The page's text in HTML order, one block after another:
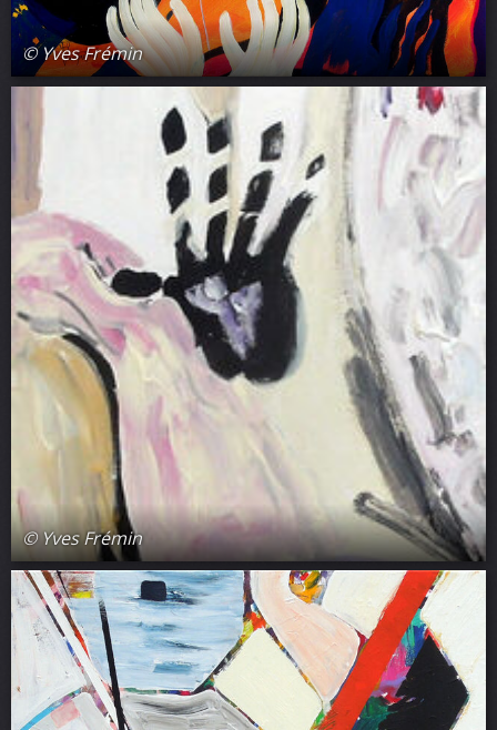
© Yves Frémin
© Yves Frémin